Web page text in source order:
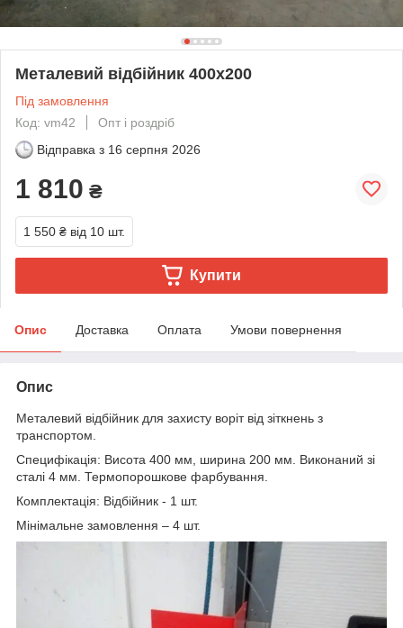
Металевий відбійник 400х200
Під замовлення
Код: vm42
Опт і роздріб
Відправка з 16 серпня 2026
1 810 ₴
1 550 ₴ від 10 шт.
Купити
Опис Доставка Оплата Умови повернення
Опис
Металевий відбійник для захисту воріт від зіткнень з
транспортом.
Специфікація: Висота 400 мм, ширина 200 мм. Виконаний зі
сталі 4 мм. Термопорошкове фарбування.
Комплектація: Відбійник - 1 шт.
Мінімальне замовлення – 4 шт.